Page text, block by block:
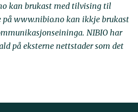
kan brukast med tilvising til
på www.nibio.no kan ikkje brukast
NIBIO har
på eksterne nettstader som det